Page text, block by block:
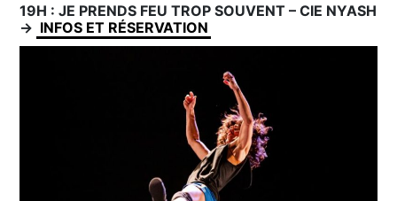
19H : JE PRENDS FEU TROP SOUVENT – CIE NYASH
→ INFOS ET RÉSERVATION